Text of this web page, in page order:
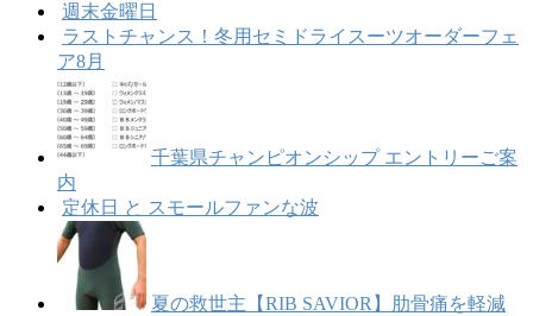
週末金曜日
ラストチャンス！冬用セミドライスーツオーダーフェ
ア8月
千葉県チャンピオンシップ エントリーご案
内
定休日 と スモールファンな波
夏の救世主【RIB SAVIOR】肋骨痛を軽減